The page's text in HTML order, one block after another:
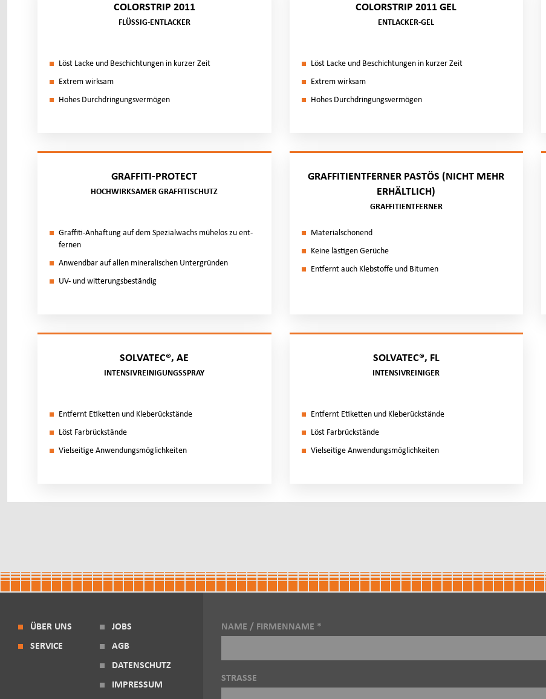
COLORSTRIP 2011
FLÜSSIG-ENTLACKER
Löst La­cke und Be­schich­tun­gen in kur­zer Zeit
Ex­trem wirk­sam
Ho­hes Durch­drin­gungs­ver­mö­gen
COLORSTRIP 2011 GEL
ENTLACKER-GEL
Löst La­cke und Be­schich­tun­gen in kur­zer Zeit
Ex­trem wirk­sam
Ho­hes Durch­drin­gungs­ver­mö­gen
GRAFFITI-PROTECT
HOCHWIRKSAMER GRAFFITISCHUTZ
Graf­fi­ti-An­haf­tung auf dem Spe­zi­al­wachs mu­̈h­elos zu ent­
fer­nen
An­wend­bar auf al­len mi­ne­ra­li­schen Un­ter­grü­nden
UV- und wit­te­rungs­be­stän­dig
GRAFFITIENTFERNER PASTÖS (NICHT MEHR
ERHÄLTLICH)
GRAFFITIENTFERNER
Ma­te­ri­al­scho­nend
Kei­ne läs­ti­gen Ge­rü­che
Ent­fernt auch Kleb­stof­fe und Bi­tu­men
SOLVATEC®, AE
INTENSIVREINIGUNGSSPRAY
Ent­fernt Eti­ket­ten und Kle­be­rück­stän­de
Löst Far­brück­stän­de
Viel­sei­ti­ge An­wen­dungs­mög­lich­kei­ten
SOLVATEC®, FL
INTENSIVREINIGER
Ent­fernt Eti­ket­ten und Kle­be­rück­stän­de
Löst Far­brück­stän­de
Viel­sei­ti­ge An­wen­dungs­mög­lich­kei­ten
ÜBER UNS
SERVICE
JOBS
AGB
DATENSCHUTZ
IMPRESSUM
NAME / FIRMENNAME *
STRASSE